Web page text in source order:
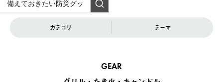
カテゴリ テーマ
GEAR